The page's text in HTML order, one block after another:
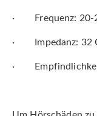
· Frequenz:
· Impedanz: 32
·